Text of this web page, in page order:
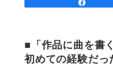
■「作品に曲を書
初めての経験だっ